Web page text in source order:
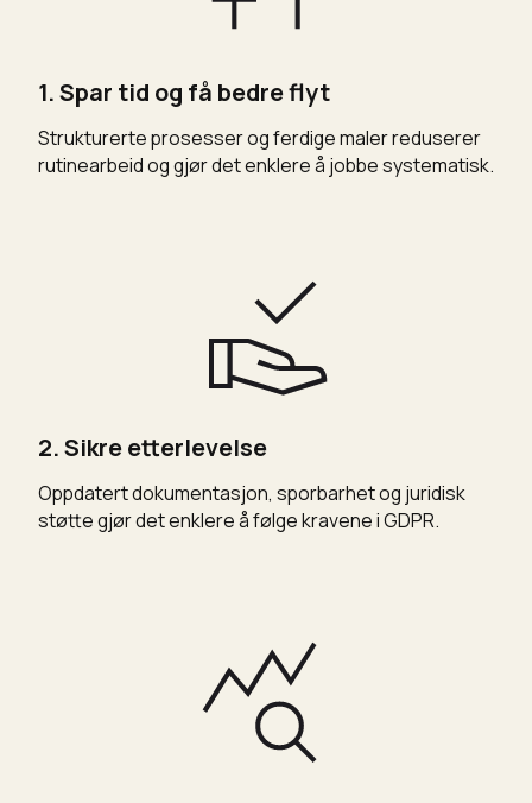
1. Spar tid og få bedre flyt
Strukturerte prosesser og ferdige maler reduserer
rutinearbeid og gjør det enklere å jobbe systematisk.
2. Sikre etterlevelse
Oppdatert dokumentasjon, sporbarhet og juridisk
støtte gjør det enklere å følge kravene i GDPR.